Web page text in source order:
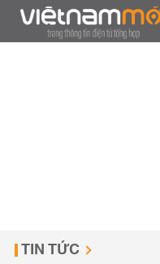
TIN TỨC